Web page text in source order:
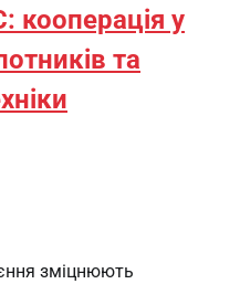
кооперація у
та
зміцнюють